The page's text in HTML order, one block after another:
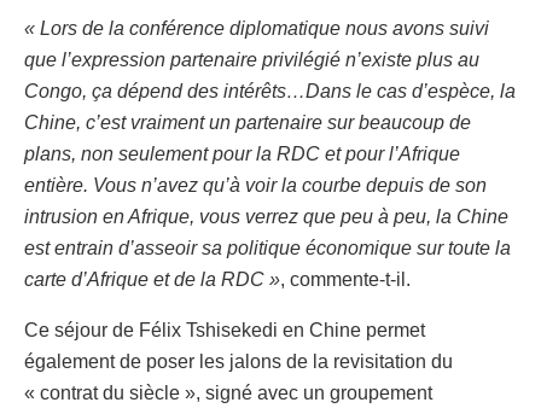
« Lors de la conférence diplomatique nous avons suivi
que l’expression partenaire privilégié n’existe plus au
Congo, ça dépend des intérêts…Dans le cas d’espèce, la
Chine, c’est vraiment un partenaire sur beaucoup de
plans, non seulement pour la RDC et pour l’Afrique
entière. Vous n’avez qu’à voir la courbe depuis de son
intrusion en Afrique, vous verrez que peu à peu, la Chine
est entrain d’asseoir sa politique économique sur toute la
carte d’Afrique et de la RDC », commente-t-il.
Ce séjour de Félix Tshisekedi en Chine permet
également de poser les jalons de la revisitation du
« contrat du siècle », signé avec un groupement